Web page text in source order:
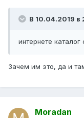
В 10.04.2019 в
интернете каталог
Зачем им это, да и
Moradan